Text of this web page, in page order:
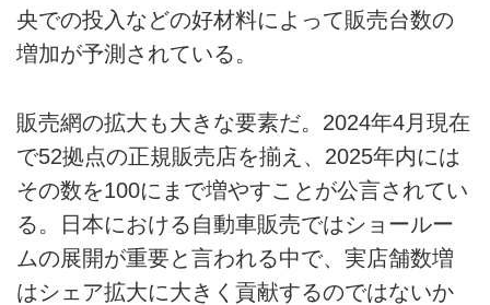
央での投入などの好材料によって販売台数の
増加が予測されている。
販売網の拡大も大きな要素だ。2024年4月現在
で52拠点の正規販売店を揃え、2025年内には
その数を100にまで増やすことが公言されてい
る。日本における自動車販売ではショールー
ムの展開が重要と言われる中で、実店舗数増
はシェア拡大に大きく貢献するのではないか